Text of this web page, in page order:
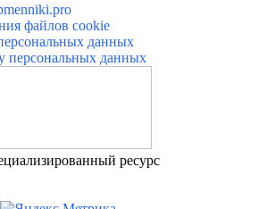
файлов cookie
данных
персональных данных
ресурс